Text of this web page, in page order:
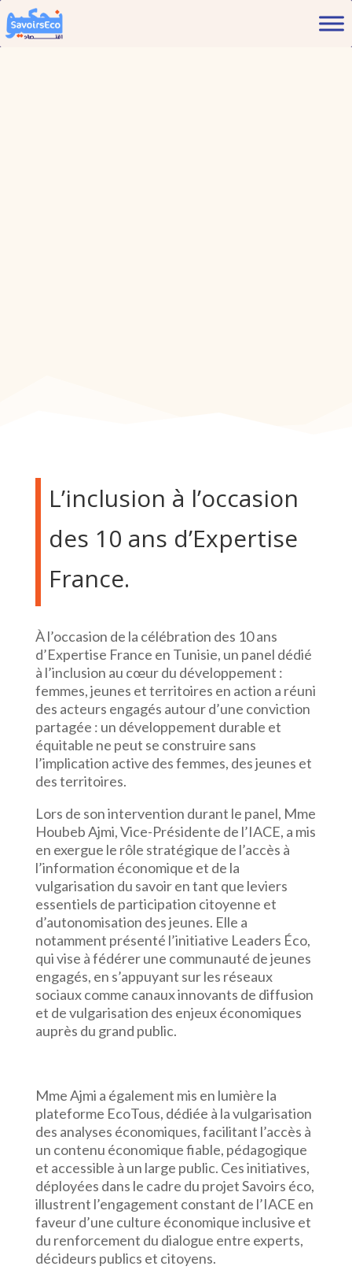
L’inclusion à l’occasion
des 10 ans d’Expertise
France.
À l’occasion de la célébration des 10 ans
d’Expertise France en Tunisie, un panel dédié
à l’inclusion au cœur du développement :
femmes, jeunes et territoires en action a réuni
des acteurs engagés autour d’une conviction
partagée : un développement durable et
équitable ne peut se construire sans
l’implication active des femmes, des jeunes et
des territoires.
Lors de son intervention durant le panel, Mme
Houbeb Ajmi, Vice-Présidente de l’IACE, a mis
en exergue le rôle stratégique de l’accès à
l’information économique et de la
vulgarisation du savoir en tant que leviers
essentiels de participation citoyenne et
d’autonomisation des jeunes. Elle a
notamment présenté l’initiative Leaders Éco,
qui vise à fédérer une communauté de jeunes
engagés, en s’appuyant sur les réseaux
sociaux comme canaux innovants de diffusion
et de vulgarisation des enjeux économiques
auprès du grand public.
Mme Ajmi a également mis en lumière la
plateforme EcoTous, dédiée à la vulgarisation
des analyses économiques, facilitant l’accès à
un contenu économique fiable, pédagogique
et accessible à un large public. Ces initiatives,
déployées dans le cadre du projet Savoirs éco,
illustrent l’engagement constant de l’IACE en
faveur d’une culture économique inclusive et
du renforcement du dialogue entre experts,
décideurs publics et citoyens.